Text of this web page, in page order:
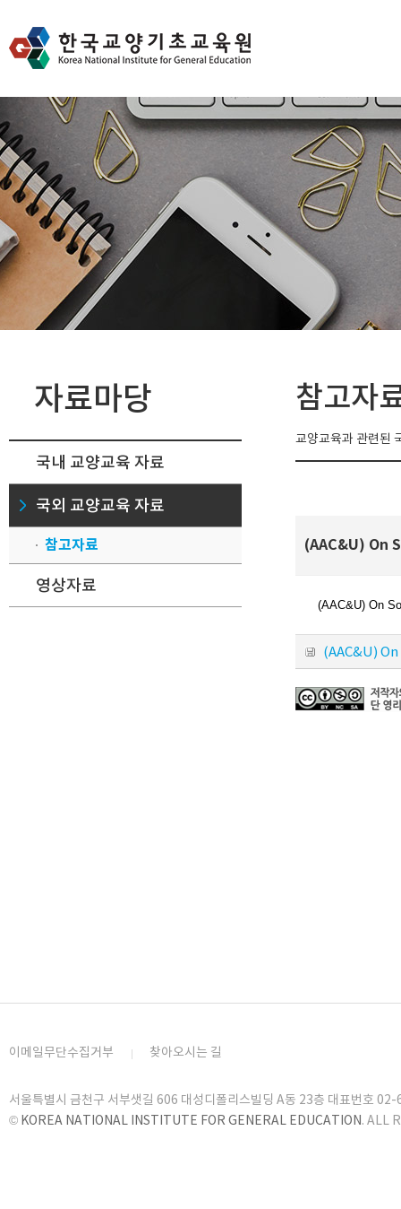
자료마당
국내 교양교육 자료
국외 교양교육 자료
참고자료
영상자료
참고자
교양교육과 관련된
(AAC&U) On
(AAC&U) On
(AAC&U)
이메일무단수집거부 찾아오시는 길
서울특별시 금천구 서부샛길 606 대성디폴리스빌딩 A동 23층 대표번호
© KOREA NATIONAL INSTITUTE FOR GENERAL EDUCATION. ALL